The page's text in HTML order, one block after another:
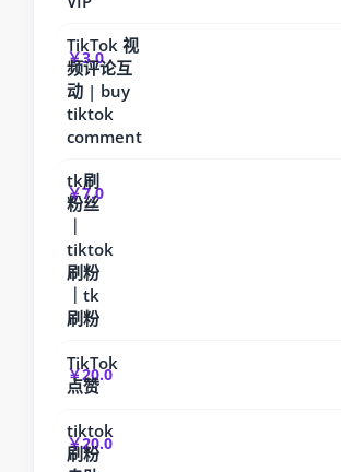
TikTok 视
频评论互
动 | buy
tiktok
comment
￥3.0
tk刷
粉丝
tiktok
刷粉
｜tk
刷粉
￥7.0
TikTok
点赞
￥20.0
tiktok
刷粉
￥20.0